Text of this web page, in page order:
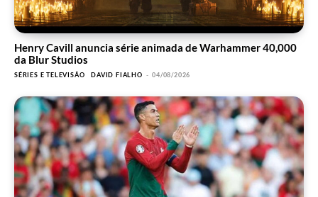
Henry Cavill anuncia série animada de Warhammer 40,000
da Blur Studios
SÉRIES E TELEVISÃO DAVID FIALHO - 04/08/2026